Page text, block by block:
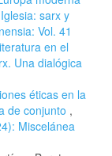
sarx y
Vol. 41
en el
Una dialógica
éticas en la
de conjunto ,
Miscelánea